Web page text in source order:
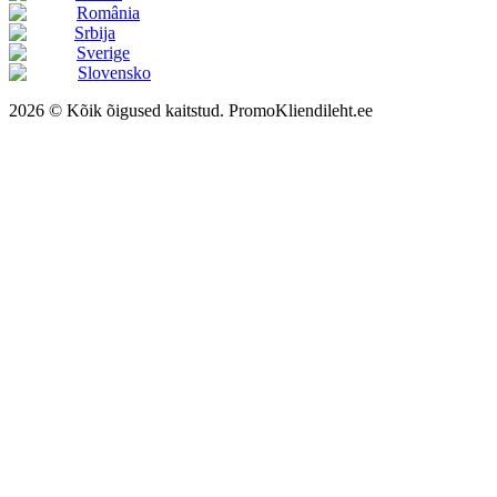
România
Srbija
Sverige
Slovensko
2026 © Kõik õigused kaitstud. PromoKliendileht.ee